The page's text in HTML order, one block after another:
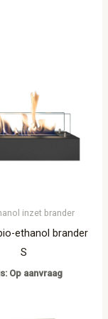
inzet brander
ethanol brander
S
Op aanvraag